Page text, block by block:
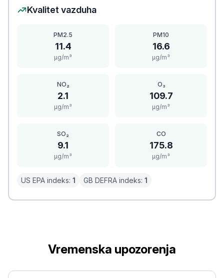
Kvalitet vazduha
PM2.5
11.4
μg/m³
PM10
16.6
μg/m³
NO₂
2.1
μg/m³
O₃
109.7
μg/m³
SO₂
9.1
μg/m³
CO
175.8
μg/m³
US EPA indeks: 1 GB DEFRA indeks: 1
Vremenska upozorenja